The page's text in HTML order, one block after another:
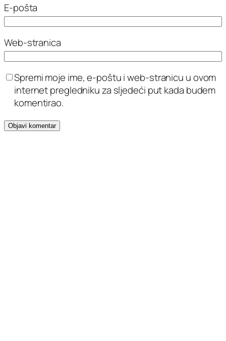
E-pošta
Web-stranica
Spremi moje ime, e-poštu i web-stranicu u ovom
internet pregledniku za sljedeći put kada budem
komentirao.